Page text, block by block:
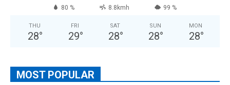
80 % 8.8kmh 99 %
THU
28°
FRI
29°
SAT
28°
SUN
28°
MON
28°
MOST POPULAR